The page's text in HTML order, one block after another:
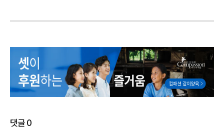
댓글0